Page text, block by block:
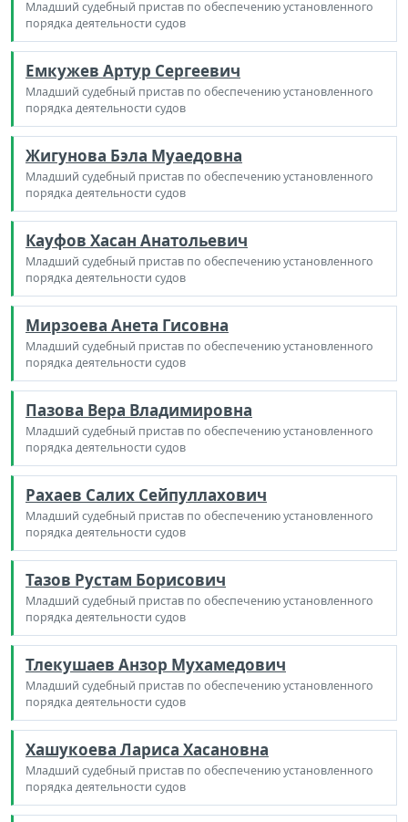
Младший судебный пристав по обеспечению установленного
порядка деятельности судов
Емкужев Артур Сергеевич
Младший судебный пристав по обеспечению установленного
порядка деятельности судов
Жигунова Бэла Муаедовна
Младший судебный пристав по обеспечению установленного
порядка деятельности судов
Кауфов Хасан Анатольевич
Младший судебный пристав по обеспечению установленного
порядка деятельности судов
Мирзоева Анета Гисовна
Младший судебный пристав по обеспечению установленного
порядка деятельности судов
Пазова Вера Владимировна
Младший судебный пристав по обеспечению установленного
порядка деятельности судов
Рахаев Салих Сейпуллахович
Младший судебный пристав по обеспечению установленного
порядка деятельности судов
Тазов Рустам Борисович
Младший судебный пристав по обеспечению установленного
порядка деятельности судов
Тлекушаев Анзор Мухамедович
Младший судебный пристав по обеспечению установленного
порядка деятельности судов
Хашукоева Лариса Хасановна
Младший судебный пристав по обеспечению установленного
порядка деятельности судов